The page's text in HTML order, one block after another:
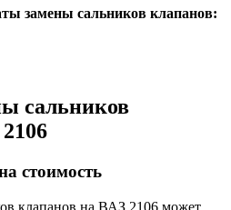
замены сальников клапанов:
сальников
стоимость
клапанов на ВАЗ 2106 может